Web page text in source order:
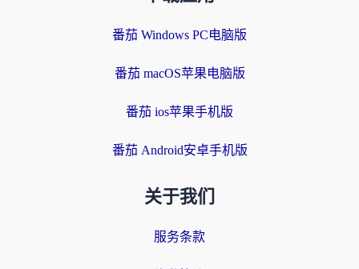
番茄 Windows PC电脑版
番茄 macOS苹果电脑版
番茄 ios苹果手机版
番茄 Android安卓手机版
关于我们
服务条款